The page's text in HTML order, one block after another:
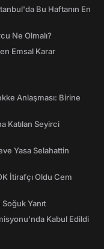
Bu Haftanın En
Ne Olmalı?
Emsal Karar
Anlaşması: Birine
Katılan Seyirci
Yasa Selahattin
İtirafçı Oldu Cem
Yanıt
Kabul Edildi